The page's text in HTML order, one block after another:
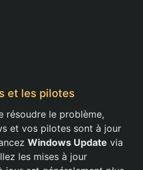
et les pilotes
résoudre le problème,
et vos pilotes sont à jour
Windows Update via
les mises à jour